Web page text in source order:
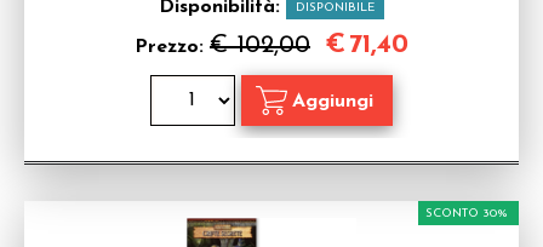
Disponibilità: DISPONIBILE
Prezzo: € 102,00 € 71,40
SCONTO 30%